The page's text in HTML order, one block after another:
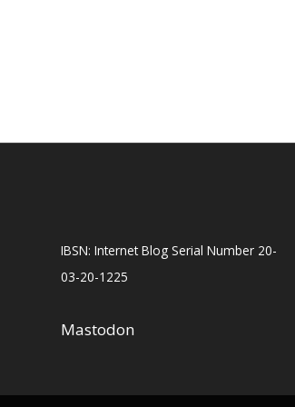
IBSN: Internet Blog Serial Number 20-
03-20-1225
Mastodon